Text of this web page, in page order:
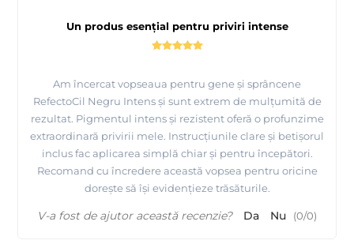
Un produs esențial pentru priviri intense
Am încercat vopseaua pentru gene și sprâncene
RefectoCil Negru Intens și sunt extrem de mulțumită de
rezultat. Pigmentul intens și rezistent oferă o profunzime
extraordinară privirii mele. Instrucțiunile clare și betișorul
inclus fac aplicarea simplă chiar și pentru începători.
Recomand cu încredere această vopsea pentru oricine
dorește să își evidențieze trăsăturile.
V-a fost de ajutor această recenzie? Da Nu (0/0)